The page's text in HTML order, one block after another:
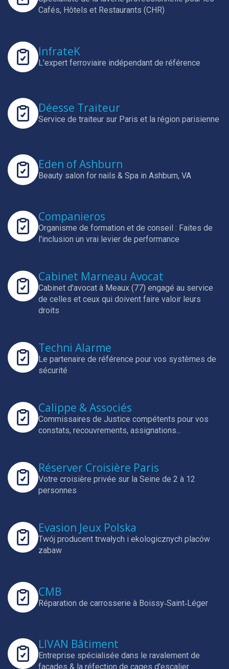
Cafés, Hôtels et Restaurants (CHR)
InfrateK
L'expert ferroviaire indépendant de référence
Déesse Traiteur
Service de traiteur sur Paris et la région parisienne
Eden of Ashburn
Beauty salon for nails & Spa in Ashburn, VA
Companieros
Organisme de formation et de conseil : Faites de
l'inclusion un vrai levier de performance
Cabinet Marneau Avocat
Cabinet d'avocat à Meaux (77) engagé au service
de celles et ceux qui doivent faire valoir leurs
droits
Techni Alarme
Le partenaire de référence pour vos systèmes de
sécurité
Calippe & Associés
Commissaires de Justice compétents pour vos
constats, recouvrements, assignations...
Réserver Croisière Paris
Votre croisière privée sur la Seine de 2 à 12
personnes
Evasion Jeux Polska
Twój producent trwałych i ekologicznych placów
zabaw
CMB
Réparation de carrosserie à Boissy‑Saint‑Léger
LIVAN Bâtiment
Entreprise spécialisée dans le ravalement de
façades & la réfection de cages d'escalier